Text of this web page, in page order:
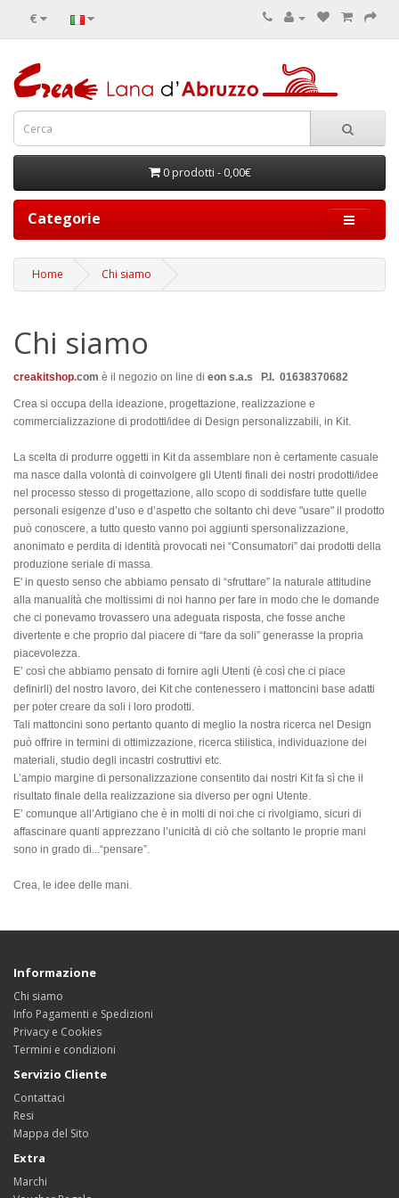
€
0 prodotti - 0,00€
Categorie
Home Chi siamo
Chi siamo
creakitshop.com è il negozio on line di eon s.a.s P.I. 01638370682
Crea si occupa della ideazione, progettazione, realizzazione e
commercializzazione di prodotti/idee di Design personalizzabili, in Kit.
La scelta di produrre oggetti in Kit da assemblare non è certamente casuale
ma nasce dalla volontà di coinvolgere gli Utenti finali dei nostri prodotti/idee
nel processo stesso di progettazione, allo scopo di soddisfare tutte quelle
personali esigenze d’uso e d’aspetto che soltanto chi deve "usare" il prodotto
può conoscere, a tutto questo vanno poi aggiunti spersonalizzazione,
anonimato e perdita di identità provocati nei “Consumatori” dai prodotti della
produzione seriale di massa.
E' in questo senso che abbiamo pensato di “sfruttare” la naturale attitudine
alla manualità che moltissimi di noi hanno per fare in modo che le domande
che ci ponevamo trovassero una adeguata risposta, che fosse anche
divertente e che proprio dal piacere di “fare da soli” generasse la propria
piacevolezza.
E’ così che abbiamo pensato di fornire agli Utenti (è così che ci piace
definirli) del nostro lavoro, dei Kit che contenessero i mattoncini base adatti
per poter creare da soli i loro prodotti.
Tali mattoncini sono pertanto quanto di meglio la nostra ricerca nel Design
può offrire in termini di ottimizzazione, ricerca stilistica, individuazione dei
materiali, studio degli incastri costruttivi etc.
L’ampio margine di personalizzazione consentito dai nostri Kit fa sì che il
risultato finale della realizzazione sia diverso per ogni Utente.
E’ comunque all’Artigiano che è in molti di noi che ci rivolgiamo, sicuri di
affascinare quanti apprezzano l’unicità di ciò che soltanto le proprie mani
sono in grado di...“pensare”.
Crea, le idee delle mani.
Informazione
Chi siamo
Info Pagamenti e Spedizioni
Privacy e Cookies
Termini e condizioni
Servizio Cliente
Contattaci
Resi
Mappa del Sito
Extra
Marchi